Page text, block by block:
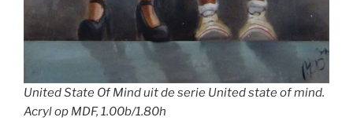
United State Of Mind uit de serie United state of mind.
Acryl op MDF, 1.00b/1.80h